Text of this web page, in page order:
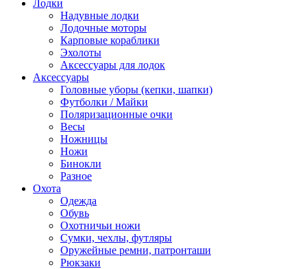
Лодки
Надувные лодки
Лодочные моторы
Карповые кораблики
Эхолоты
Аксессуары для лодок
Аксессуары
Головные уборы (кепки, шапки)
Футболки / Майки
Поляризационные очки
Весы
Ножницы
Ножи
Бинокли
Разное
Охота
Одежда
Обувь
Охотничьи ножи
Сумки, чехлы, футляры
Оружейные ремни, патронташи
Рюкзаки